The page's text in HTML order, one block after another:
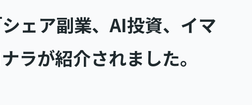
ェア副業、AI投資、イマ
ラが紹介されました。